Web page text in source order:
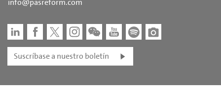
info@pasreform.com
Suscríbase a nuestro boletín